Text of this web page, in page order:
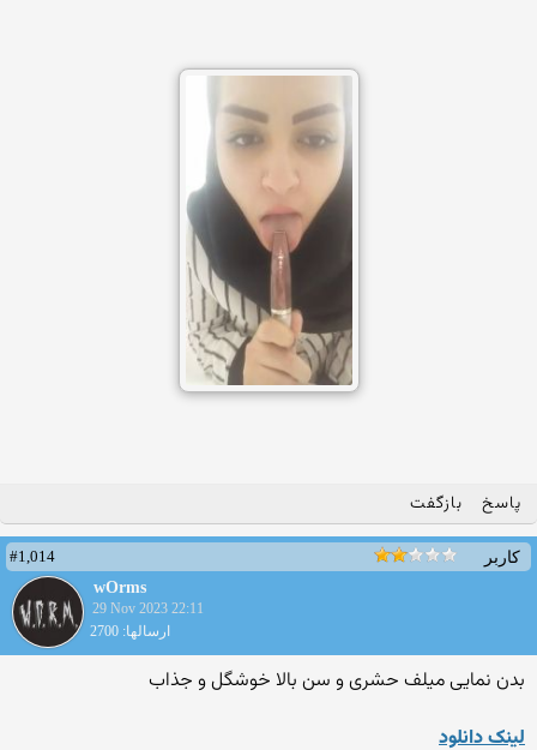
پاسخ بازگفت
کاربر
#1,014
wOrms
29 Nov 2023 22:11
ارسالها: 2700
بدن نمایی میلف حشری و سن بالا خوشگل و جذاب
لینک دانلود